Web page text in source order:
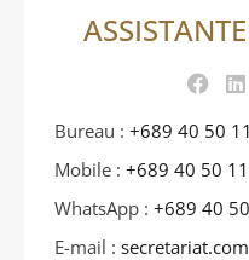
Bureau : +689 40 50
Mobile : +689 40 50
WhatsApp : +689 40
E-mail :